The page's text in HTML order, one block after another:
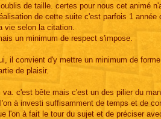
de taille. certes pour nous cet animé
de cette suite c'est parfois 1
vie selon la citation.
un minimum de respect s'impose.
il convient d'y mettre un minimum de
de plaisir.
c'est bête mais c'est un des pilier du
à investi suffisamment de temps et de
l'on à fait le tour du sujet et de préciser